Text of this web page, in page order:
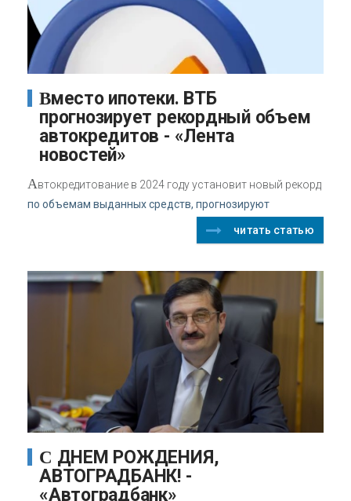
Вместо ипотеки. ВТБ
прогнозирует рекордный объем
автокредитов - «Лента
новостей»
Автокредитование в 2024 году установит новый рекорд
по объемам выданных средств, прогнозируют
читать статью
С ДНЕМ РОЖДЕНИЯ,
АВТОГРАДБАНК! -
«Автоградбанк»